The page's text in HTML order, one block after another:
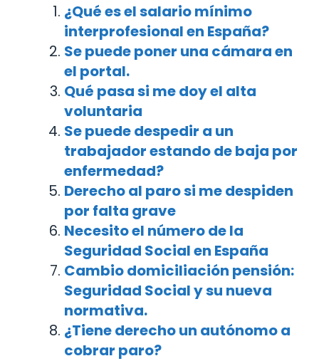
¿Qué es el salario mínimo
interprofesional en España?
Se puede poner una cámara en
el portal.
Qué pasa si me doy el alta
voluntaria
Se puede despedir a un
trabajador estando de baja por
enfermedad?
Derecho al paro si me despiden
por falta grave
Necesito el número de la
Seguridad Social en España
Cambio domiciliación pensión:
Seguridad Social y su nueva
normativa.
¿Tiene derecho un autónomo a
cobrar paro?